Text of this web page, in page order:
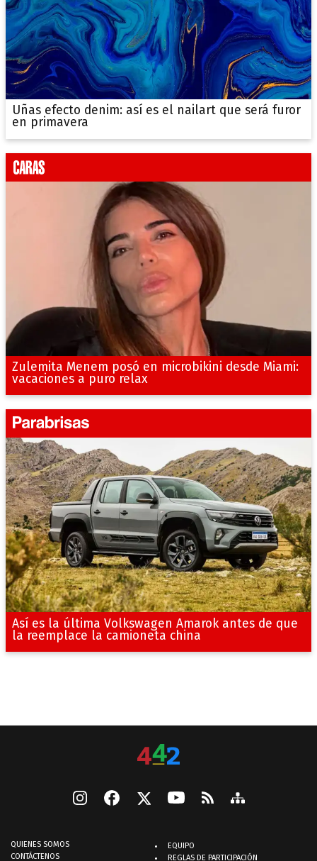
Uñas efecto denim: así es el nailart que será furor
en primavera
Zulemita Menem posó en microbikini desde Miami:
vacaciones a puro relax
Así es la última Volkswagen Amarok antes de que
la reemplace la camioneta china
QUIENES SOMOS
CONTÁCTENOS
EQUIPO
REGLAS DE PARTICIPACIÓN